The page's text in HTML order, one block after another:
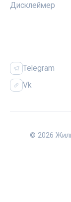
Дисклеймер
Telegram
Vk
© 2026